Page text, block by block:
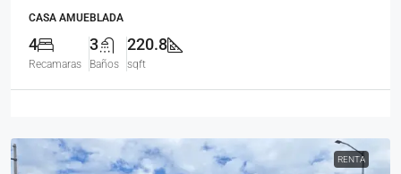
CASA AMUEBLADA
4
Recamaras
3
Baños
220.8
sqft
RENTA